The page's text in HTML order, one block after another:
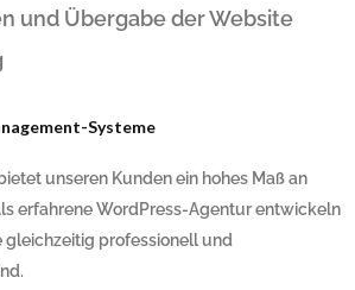
und Übergabe der Website
Systeme
unseren Kunden ein hohes Maß an
erfahrene WordPress-Agentur entwickeln
gleichzeitig professionell und